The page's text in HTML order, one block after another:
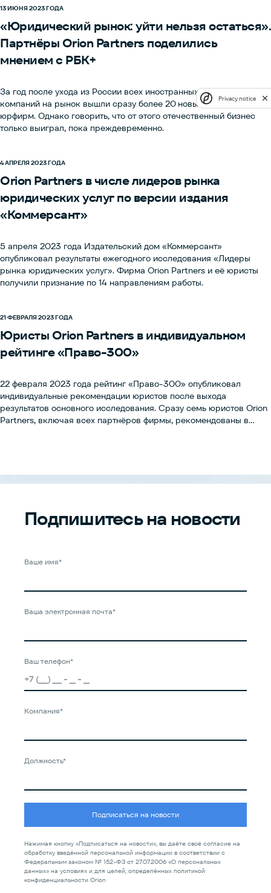
13 ИЮНЯ 2023 ГОДА
«Юридический рынок: уйти нельзя остаться».
Партнёры Orion Partners поделились
мнением с РБК+
За год после ухода из России всех иностранных правовых
компаний на рынок вышли сразу более 20 новых российских
юрфирм. Однако говорить, что от этого отечественный бизнес
только выиграл, пока преждевременно.
4 АПРЕЛЯ 2023 ГОДА
Orion Partners в числе лидеров рынка
юридических услуг по версии издания
«Коммерсант»
5 апреля 2023 года Издательский дом «Коммерсант»
опубликовал результаты ежегодного исследования «Лидеры
рынка юридических услуг». Фирма Orion Partners и её юристы
получили признание по 14 направлениям работы.
21 ФЕВРАЛЯ 2023 ГОДА
Юристы Orion Partners в индивидуальном
рейтинге «Право-300»
22 февраля 2023 года рейтинг «Право-300» опубликовал
индивидуальные рекомендации юристов после выхода
результатов основного исследования. Сразу семь юристов Orion
Partners, включая всех партнёров фирмы, рекомендованы в
Подпишитесьна новости
Ваше имя*
Ваша электронная почта*
Ваш телефон*
Компания*
Должность*
Подписаться на новости
Нажимая кнопку «Подписаться на новости», вы даёте своё согласие на
обработку введённой персональной информации в соответствии с
Федеральным законом № 152-ФЗ от 27.07.2006 «О персональных
данных» на условиях и для целей, определённых политикой
конфиденциальности Orion
Privacy notice